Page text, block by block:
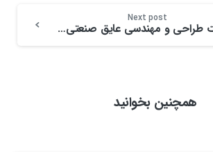
Next post
خدمات طراحی و مهندسی عایق صنعتی در ایران
همچنین بخوانید